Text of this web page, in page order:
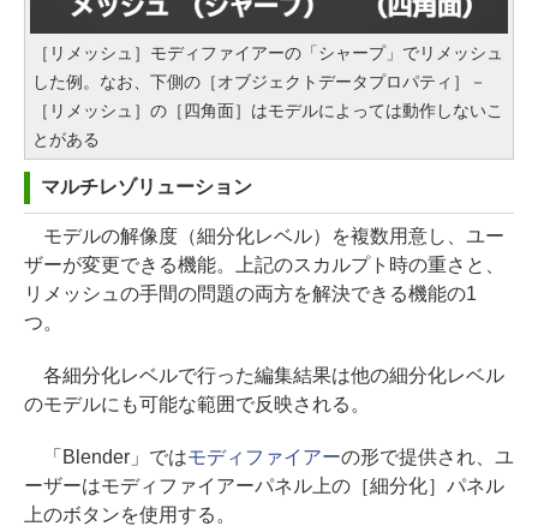
［リメッシュ］モディファイアーの「シャープ」でリメッシュ
した例。なお、下側の［オブジェクトデータプロパティ］－
［リメッシュ］の［四角面］はモデルによっては動作しないこ
とがある
マルチレゾリューション
モデルの解像度（細分化レベル）を複数用意し、ユー
ザーが変更できる機能。上記のスカルプト時の重さと、
リメッシュの手間の問題の両方を解決できる機能の1
つ。
各細分化レベルで行った編集結果は他の細分化レベル
のモデルにも可能な範囲で反映される。
「Blender」ではモディファイアーの形で提供され、ユ
ーザーはモディファイアーパネル上の［細分化］パネル
上のボタンを使用する。